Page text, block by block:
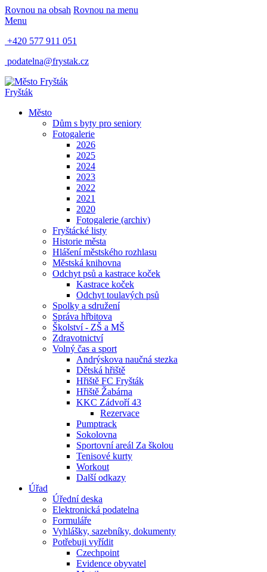
Rovnou na obsah Rovnou na menu
Menu
+420 577 911 051
podatelna@frystak.cz
Fryšták
Město
Dům s byty pro seniory
Fotogalerie
2026
2025
2024
2023
2022
2021
2020
Fotogalerie (archiv)
Fryštácké listy
Historie města
Hlášení městského rozhlasu
Městská knihovna
Odchyt psů a kastrace koček
Kastrace koček
Odchyt toulavých psů
Spolky a sdružení
Správa hřbitova
Školství - ZŠ a MŠ
Zdravotnictví
Volný čas a sport
Andrýskova naučná stezka
Dětská hřiště
Hřiště FC Fryšták
Hřiště Žabárna
KKC Zádvoří 43
Rezervace
Pumptrack
Sokolovna
Sportovní areál Za školou
Tenisové kurty
Workout
Další odkazy
Úřad
Úřední deska
Elektronická podatelna
Formuláře
Vyhlášky, sazebníky, dokumenty
Potřebuji vyřídit
Czechpoint
Evidence obyvatel